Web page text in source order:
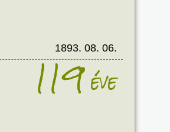
1893. 08. 06.
119éve